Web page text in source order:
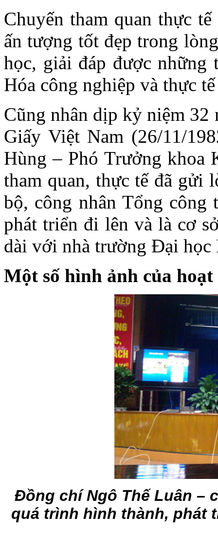
Chuyến tham quan thực
ấn tượng tốt đẹp trong
học, giải đáp được những
Hóa công nghiệp và thực
Cũng nhân dịp kỷ niệm 32
Giấy Việt Nam (26/11/
Hùng – Phó Trưởng khoa
tham quan, thực tế đã gửi
bộ, công nhân Tổng công
phát triển đi lên và là cơ
dài với nhà trường Đại học
Một số hình ảnh của
Đồng chí Ngô Thế Luân –
quá trình hình thành, phát